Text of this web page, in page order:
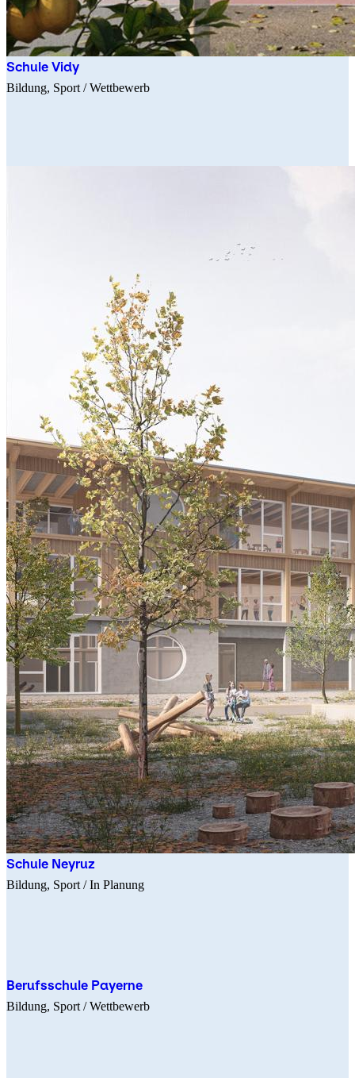
Schule Vidy
Bildung Sport / Wettbewerb
Schule Neyruz
Bildung Sport / In Planung
Berufsschule Payerne
Bildung Sport / Wettbewerb